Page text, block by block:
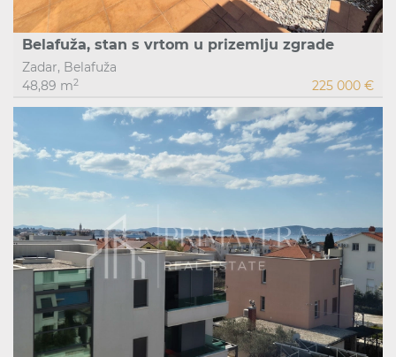
Belafuža, stan s vrtom u prizemlju zgrade
Zadar, Belafuža
48,89 m2 225 000 €